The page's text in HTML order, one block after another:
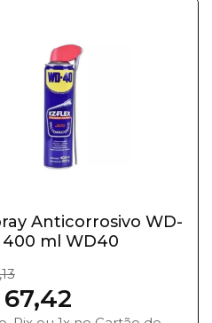
Anticorrosivo WD-
ml WD40
67,42